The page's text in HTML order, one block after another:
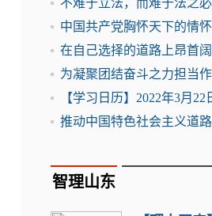
不难于立法，而难于法之
中国共产党胸怀天下的情
在自己选择的道路上昂首
为凝聚团结奋斗之力担当
【学习日历】2022年3月22
推动中国特色社会主义道
智理山东